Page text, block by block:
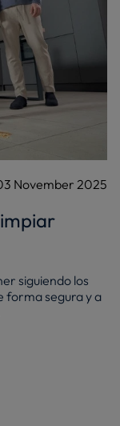
November 2025
siguiendo los
forma segura y a